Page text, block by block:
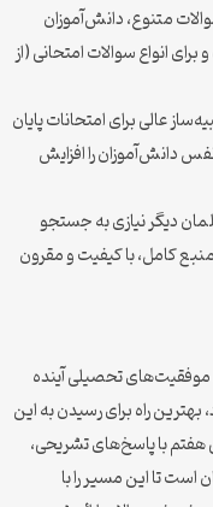
متنوع، دانش‌آموزان
انواع سوالات امتحانی (از
عالی برای امتحانات پایان
دانش‌آموزان را افزایش
دیگر نیازی به جستجو
کامل، با کیفیت و مقرون
تحصیلی آینده
راه برای رسیدن به این
سوالات فصول ۱ تا ۵ ریاضی هفتم با پاسخ‌های تشریحی،
است تا این مسیر را با